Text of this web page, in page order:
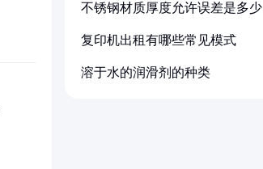
不锈钢材质厚度允许误差是多少
复印机出租有哪些常见模式
溶于水的润滑剂的种类